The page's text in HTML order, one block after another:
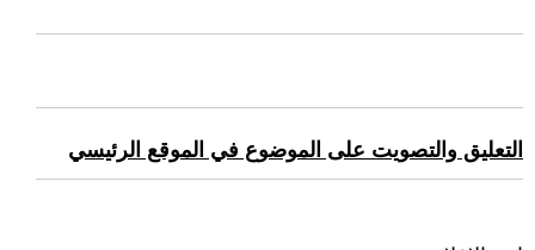
التعليق والتصويت على الموضوع في الموقع الرئيسي